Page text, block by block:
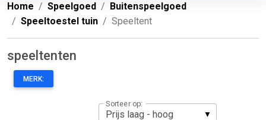
Home
Speelgoed
Buitenspeelgoed
Speeltoestel tuin
Speeltent
speeltenten
MERK:
Sorteer op: